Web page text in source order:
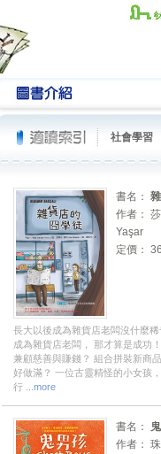
社會學習
書名：
作者：
Yaşar
定價：
長大以後成為雜貨店老闆沒什麼
成為雜貨店老闆， 那才算是成功
兼顧慈善與賺錢？ 組合拼裝新商
好做滿？ 一位古靈精怪的小女孩
行
...more
書名：
作者：